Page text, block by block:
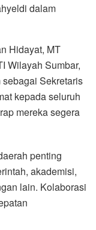
dalam
Hidayat, MT
Wilayah Sumbar,
Sekretaris
kepada seluruh
mereka segera
penting
akademisi,
lain. Kolaborasi